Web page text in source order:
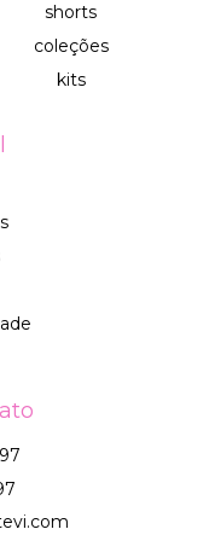
shorts
coleções
kits